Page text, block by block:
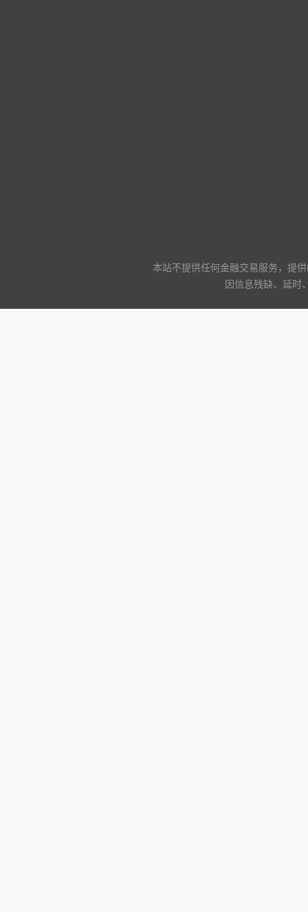
本站不提供任何金融交易服务，提
因信息残缺、延时